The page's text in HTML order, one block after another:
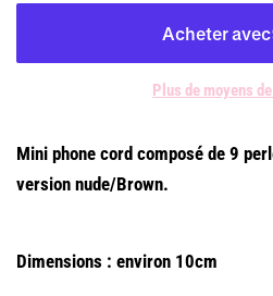
Plus de moyens
Mini phone cord composé de 9
version nude/Brown.
Dimensions : environ 10cm